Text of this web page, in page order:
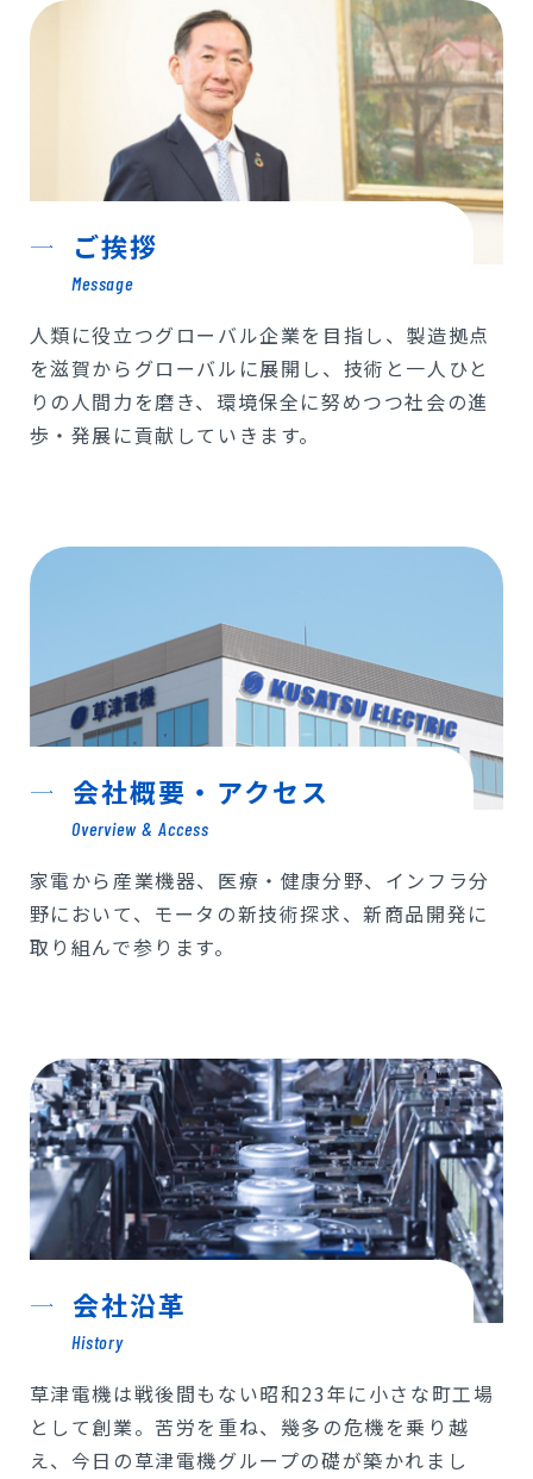
ご挨拶
Message
人類に役立つグローバル企業を目指し、製造拠点
を滋賀からグローバルに展開し、技術と一人ひと
りの人間力を磨き、環境保全に努めつつ社会の進
歩・発展に貢献していきます。
会社概要・アクセス
Overview & Access
家電から産業機器、医療・健康分野、インフラ分
野において、モータの新技術探求、新商品開発に
取り組んで参ります。
会社沿革
History
草津電機は戦後間もない昭和23年に小さな町工場
として創業。苦労を重ね、幾多の危機を乗り越
え、今日の草津電機グループの礎が築かれまし